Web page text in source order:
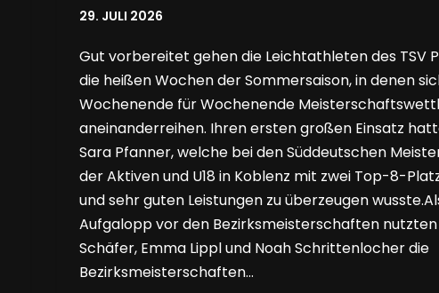
29. JULI 2026
Gut vorbereitet gehen die Leichtathleten des TSV
die heißen Wochen der Sommersaison, in denen
Wochenende für Wochenende
aneinanderreihen. Ihren ersten großen Einsatz
Sara Pfanner, welche bei den Süddeutschen
der Aktiven und U18 in Koblenz mit zwei Top-8-
und sehr guten Leistungen zu überzeugen
Aufgalopp vor den Bezirksmeisterschaften nutzten
Schäfer, Emma Lippl und Noah Schrittenlocher die
Bezirksmeisterschaften…